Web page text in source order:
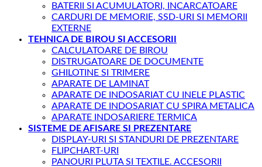
BATERII SI ACUMULATORI, INCARCATOARE
CARDURI DE MEMORIE, SSD-URI SI MEMORII
EXTERNE
TEHNICA DE BIROU SI ACCESORII
CALCULATOARE DE BIROU
DISTRUGATOARE DE DOCUMENTE
GHILOTINE SI TRIMERE
APARATE DE LAMINAT
APARATE DE INDOSARIAT CU INELE PLASTIC
APARATE DE INDOSARIAT CU SPIRA METALICA
APARATE INDOSARIERE TERMICA
SISTEME DE AFISARE SI PREZENTARE
DISPLAY-URI SI STANDURI DE PREZENTARE
FLIPCHART-URI
PANOURI PLUTA SI TEXTILE. ACCESORII